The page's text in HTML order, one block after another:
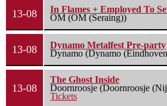
13-08
In Flames + Employed To
OM (OM (Seraing))
13-08
Dynamo Metalfest Pre-party
Dynamo (Dynamo
13-08
The Ghost Inside
Doornroosje (Doornroosje
Tickets